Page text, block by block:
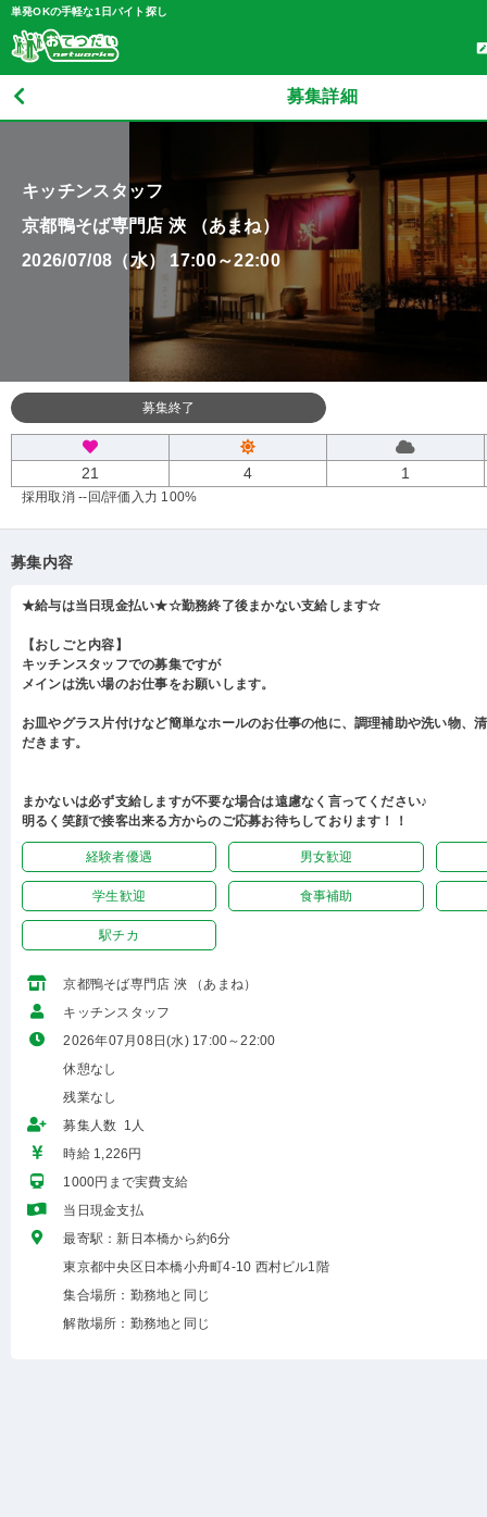
単発OKの手軽な1日バイト探し
募集詳細
キッチンスタッフ
京都鴨そば専門店 浹 （あまね）
2026/07/08（水） 17:00～22:00
募集終了
21 4 1
採用取消 --回/評価入力 100%
募集内容
★給与は当日現金払い★☆勤務終了後まかない支給します☆
【おしごと内容】
キッチンスタッフでの募集ですが
メインは洗い場のお仕事をお願いします。
お皿やグラス片付けなど簡単なホールのお仕事の他に、調理補助や洗い物、
だきます。
まかないは必ず支給しますが不要な場合は遠慮なく言ってください♪
明るく笑顔で接客出来る方からのご応募お待ちしております！！
経験者優遇 男女歓迎
学生歓迎 食事補助
駅チカ
京都鴨そば専門店 浹 （あまね）
キッチンスタッフ
2026年07月08日(水) 17:00～22:00
休憩なし
残業なし
募集人数 1人
時給 1,226円
1000円まで実費支給
当日現金支払
最寄駅：新日本橋から約6分
東京都中央区日本橋小舟町4-10 西村ビル1階
集合場所：勤務地と同じ
解散場所：勤務地と同じ